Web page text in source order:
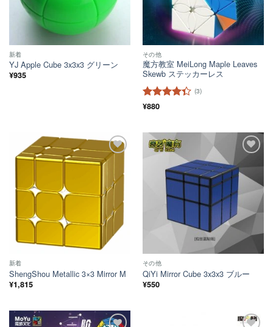
新着
YJ Apple Cube 3x3x3 グリーン
¥935
その他
魔方教室 MeiLong Maple Leaves
Skewb ステッカーレス
5段階中
(3)
¥880
新着
ShengShou Metallic 3×3 Mirror M
¥1,815
その他
QiYi Mirror Cube 3x3x3 ブルー
¥550